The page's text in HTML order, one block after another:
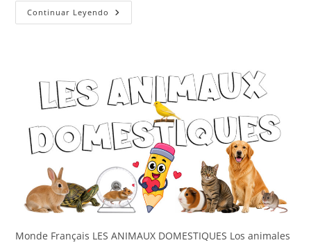
Continuar Leyendo Saludos
Y
Monde Français LES ANIMAUX DOMESTIQUES Los animales